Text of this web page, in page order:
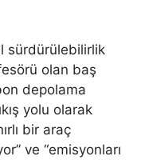
sürdürülebilirlik
olan baş
depolama
yolu olarak
bir araç
ve “emisyonları